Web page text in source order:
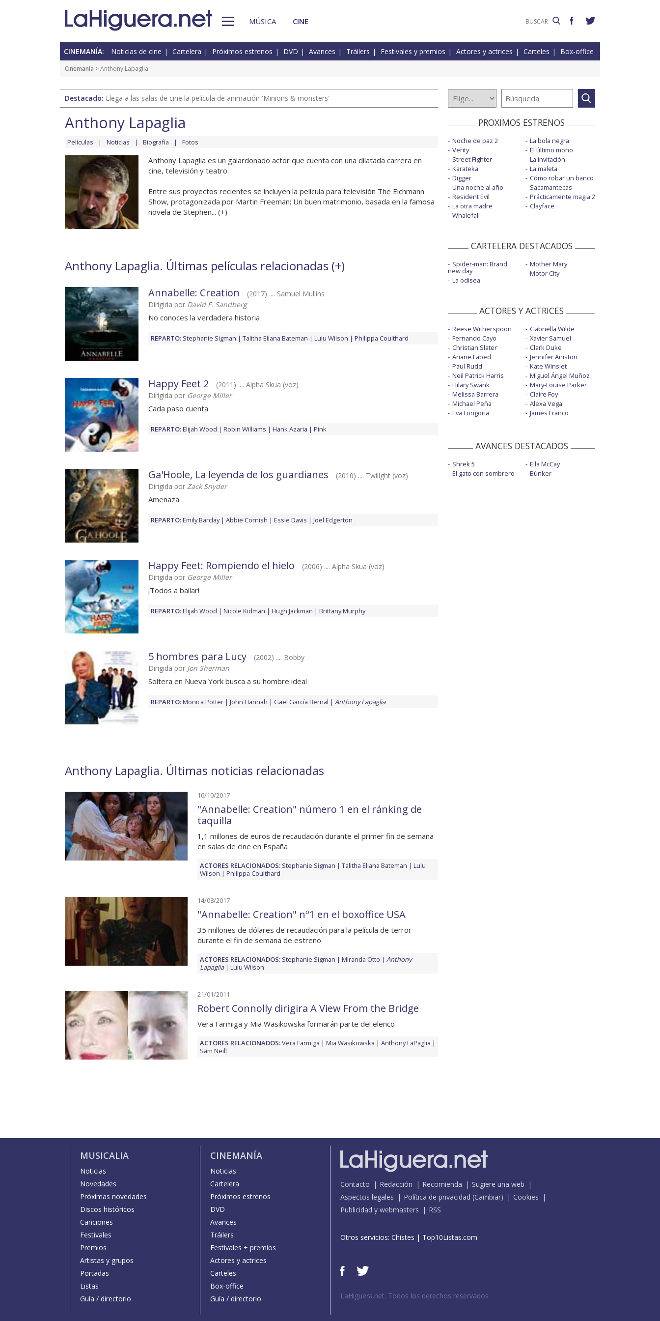
MÚSICA CINE
CINEMANÍA: Noticias de cine Cartelera Próximos estrenos DVD Avances Tráilers Festivales y premios Actores y actrices Carteles Box-office
Cinemanía > Anthony Lapaglia
Destacado: Llega a las salas de cine la película de animación 'Minions & monsters'
Anthony Lapaglia
Películas Noticias Biografía Fotos
Anthony Lapaglia es un galardonado actor que cuenta con una dilatada carrera en
cine, televisión y teatro.
Entre sus proyectos recientes se incluyen la película para televisión The Eichmann
Show, protagonizada por Martin Freeman; Un buen matrimonio, basada en la famosa
novela de Stephen... (+)
Anthony Lapaglia. Últimas películas relacionadas (+)
Annabelle: Creation
(2017) .... Samuel Mullins
Dirigida por David F. Sandberg
No conoces la verdadera historia
REPARTO: Stephanie Sigman Talitha Eliana Bateman Lulu Wilson Philippa Coulthard
Happy Feet 2
(2011) .... Alpha Skua (voz)
Dirigida por George Miller
Cada paso cuenta
REPARTO: Elijah Wood Robin Williams Hank Azaria Pink
Ga'Hoole, La leyenda de los guardianes
(2010) .... Twilight (voz)
Dirigida por Zack Snyder
Amenaza
REPARTO: Emily Barclay Abbie Cornish Essie Davis Joel Edgerton
Happy Feet: Rompiendo el hielo
(2006) .... Alpha Skua (voz)
Dirigida por George Miller
¡Todos a bailar!
REPARTO: Elijah Wood Nicole Kidman Hugh Jackman Brittany Murphy
5 hombres para Lucy
(2002) .... Bobby
Dirigida por Jon Sherman
Soltera en Nueva York busca a su hombre ideal
REPARTO: Monica Potter John Hannah Gael García Bernal Anthony Lapaglia
Anthony Lapaglia. Últimas noticias relacionadas
16/10/2017
"Annabelle: Creation" número 1 en el ránking de
taquilla
1,1 millones de euros de recaudación durante el primer fin de semana
en salas de cine en España
ACTORES RELACIONADOS: Stephanie Sigman Talitha Eliana Bateman
Lulu
Wilson
Philippa Coulthard
14/08/2017
"Annabelle: Creation" nº1 en el boxoffice USA
35 millones de dólares de recaudación para la película de terror
durante el fin de semana de estreno
ACTORES RELACIONADOS: Stephanie Sigman Miranda Otto
Anthony
Lapaglia
Lulu Wilson
21/01/2011
Robert Connolly dirigira A View From the Bridge
Vera Farmiga y Mia Wasikowska formarán parte del elenco
ACTORES RELACIONADOS:Vera Farmiga Mia Wasikowska
Anthony LaPaglia
Sam Neill
PROXIMOS ESTRENOS
Noche de paz 2
Verity
Street Fighter
Karateka
Digger
Una noche al año
Resident Evil
La otra madre
Whalefall
La bola negra
El último mono
La invitación
La maleta
Cómo robar un banco
Sacamantecas
Prácticamente magia 2
Clayface
CARTELERA DESTACADOS
Spider-man: Brand
new day
La odisea
Mother Mary
Motor City
ACTORES Y ACTRICES
Reese Witherspoon
Fernando Cayo
Christian Slater
Ariane Labed
Paul Rudd
Neil Patrick Harris
Hilary Swank
Melissa Barrera
Michael Peña
Eva Longoria
Gabriella Wilde
Xavier Samuel
Clark Duke
Jennifer Aniston
Kate Winslet
Miguel Ángel Muñoz
Mary-Louise Parker
Claire Foy
Alexa Vega
James Franco
AVANCES DESTACADOS
Shrek 5
El gato con sombrero
Ella McCay
Búnker
MUSICALIA
Noticias
Novedades
Próximas novedades
Discos históricos
Canciones
Festivales
Premios
Artistas y grupos
Portadas
Listas
Guía / directorio
CINEMANÍA
Noticias
Cartelera
Próximos estrenos
DVD
Avances
Tráilers
Festivales + premios
Actores y actrices
Carteles
Box-office
Guía / directorio
Contacto Redacción Recomienda
Sugiere una web
Aspectos legales
Política de privacidad (Cambiar)
Cookies
Publicidad y webmasters
RSS
Otros servicios: Chistes | Top10Listas.com
LaHiguera.net. Todos los derechos reservados